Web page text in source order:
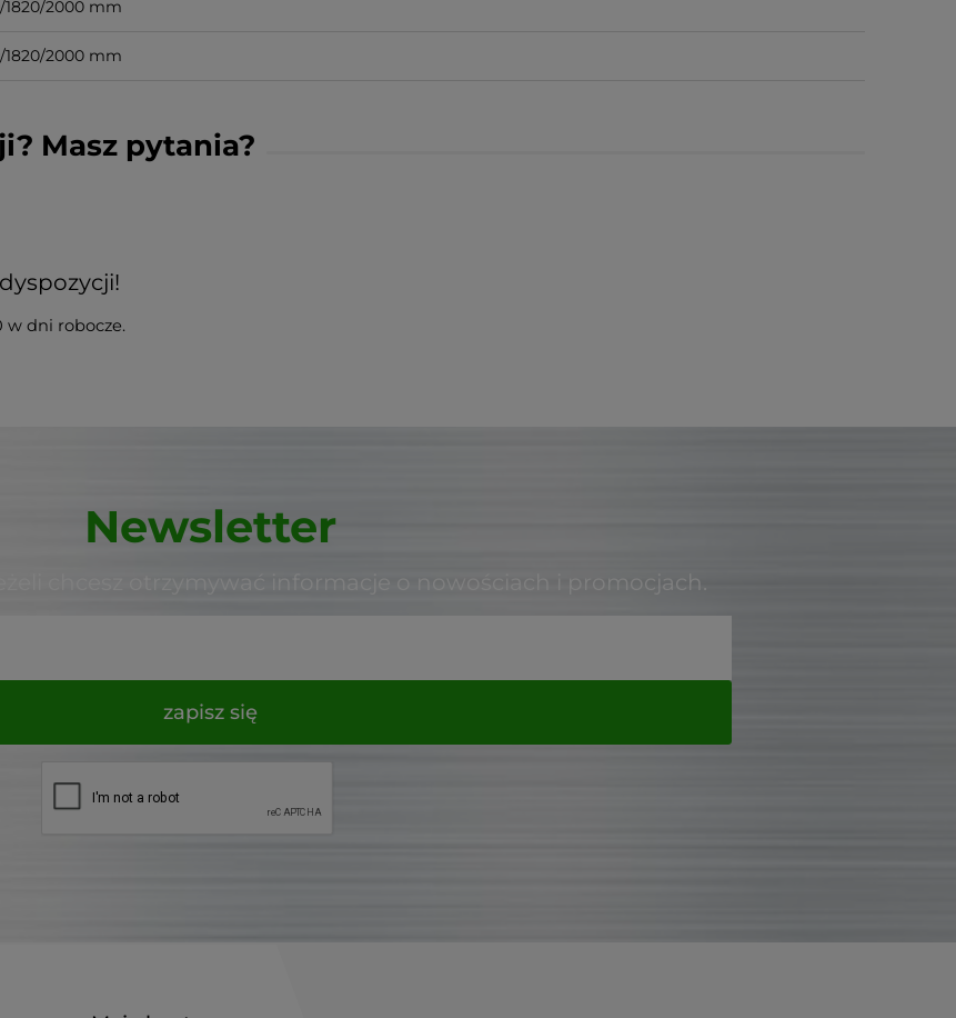
1820/2000 mm
1820/2000 mm
Masz pytania?
w dni robocze.
Newsletter
chcesz otrzymywać informacje o nowościach i promocjach.
zapisz się